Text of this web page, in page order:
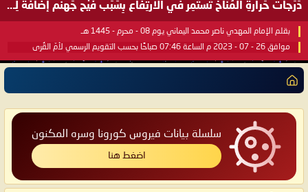
دَرَجات حَرارةِ المُنَاخ تَستَمِر في الارتِفاع بِسَبَب فَيْح جَهنَّم إضافَةً لِحرارةِ الشَّمس في مُحكَم القُرآن العَظيم ..
بقلم الإمام المهدي ناصر محمد اليماني يوم 08 - محرم - 1445 هـ
موافق 26 - 07 - 2023 م الساعة 07:46 صباحًا بحسب التقويم الرسمي لأمّ القُرى
سلسلة بيانات فيروس كورونا وسره المكنون
اضغط هنا